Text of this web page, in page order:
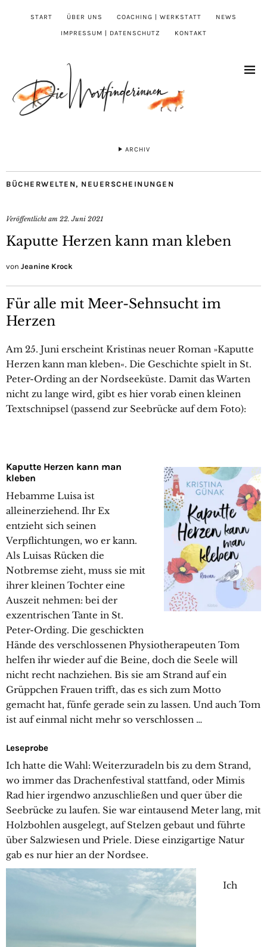
START ÜBER UNS COACHING | WERKSTATT NEWS
IMPRESSUM | DATENSCHUTZ KONTAKT
ARCHIV
BÜCHERWELTEN, NEUERSCHEINUNGEN
Veröffentlicht am 22. Juni 2021
Kaputte Herzen kann man kleben
von Jeanine Krock
Für alle mit Meer-Sehnsucht im
Herzen
Am 25. Juni erscheint Kristinas neuer Roman »Kaputte
Herzen kann man kleben«. Die Geschichte spielt in St.
Peter-Ording an der Nordseeküste. Damit das Warten
nicht zu lange wird, gibt es hier vorab einen kleinen
Textschnipsel (passend zur Seebrücke auf dem Foto):
Kaputte Herzen kann man
kleben
Hebamme Luisa ist
alleinerziehend. Ihr Ex
entzieht sich seinen
Verpflichtungen, wo er kann.
Als Luisas Rücken die
Notbremse zieht, muss sie mit
ihrer kleinen Tochter eine
Auszeit nehmen: bei der
exzentrischen Tante in St.
Peter-Ording. Die geschickten
Hände des verschlossenen Physiotherapeuten Tom
helfen ihr wieder auf die Beine, doch die Seele will
nicht recht nachziehen. Bis sie am Strand auf ein
Grüppchen Frauen trifft, das es sich zum Motto
gemacht hat, fünfe gerade sein zu lassen. Und auch Tom
ist auf einmal nicht mehr so verschlossen …
Leseprobe
Ich hatte die Wahl: Weiterzuradeln bis zu dem Strand,
wo immer das Drachenfestival stattfand, oder Mimis
Rad hier irgendwo anzuschließen und quer über die
Seebrücke zu laufen. Sie war eintausend Meter lang, mit
Holzbohlen ausgelegt, auf Stelzen gebaut und führte
über Salzwiesen und Priele. Diese einzigartige Natur
gab es nur hier an der Nordsee.
Ich